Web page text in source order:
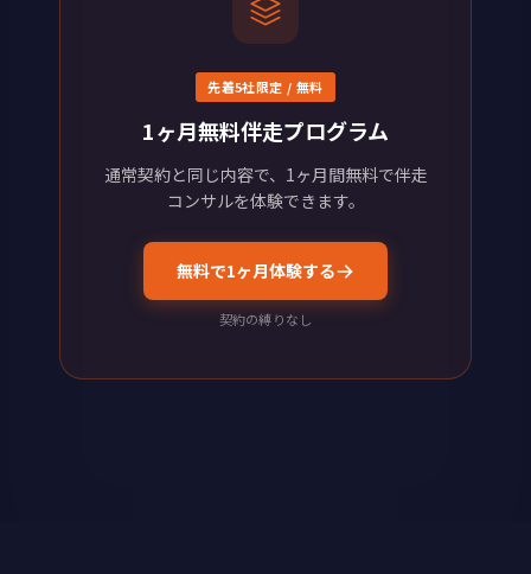
先着5社限定 / 無料
1ヶ月無料伴走プログラム
通常契約と同じ内容で、1ヶ月間無料で伴走
コンサルを体験できます。
無料で1ヶ月体験する
契約の縛りなし